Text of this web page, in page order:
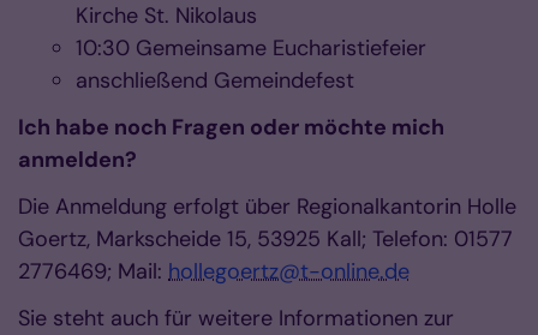
Kirche St. Nikolaus
10:30 Gemeinsame Eucharistiefeier
anschließend Gemeindefest
Ich habe noch Fragen oder möchte mich
anmelden?
Die Anmeldung erfolgt über Regionalkantorin Holle
Goertz, Markscheide 15, 53925 Kall; Telefon: 01577
2776469; Mail: hollegoertz@t-online.de
Sie steht auch für weitere Informationen zur